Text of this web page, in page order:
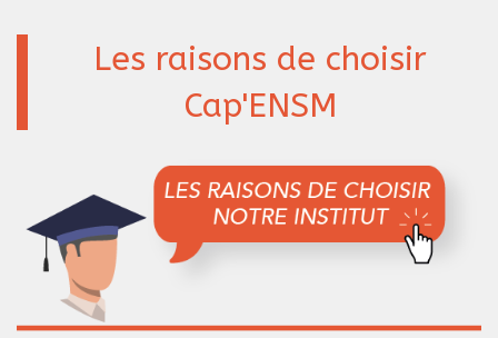
Les raisons de choisir
Cap'ENSM